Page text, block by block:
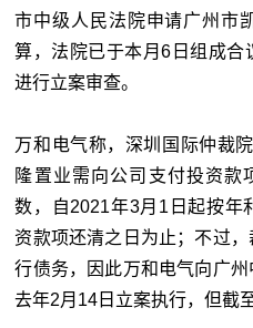
市中级人民法院申请广州市
算，法院已于本月6日组成合
进行立案审查。
万和电气称，深圳国际仲裁
隆置业需向公司支付投资
数，自2021年3月1日起按年
资款项还清之日为止；不过
行债务，因此万和电气向广
去年2月14日立案执行，但截